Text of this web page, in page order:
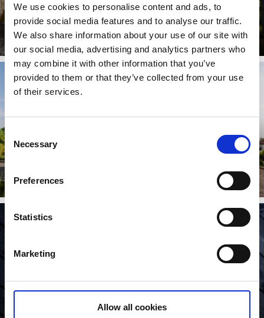
We use cookies to personalise content and ads, to
provide social media features and to analyse our traffic.
We also share information about your use of our site with
our social media, advertising and analytics partners who
may combine it with other information that you’ve
provided to them or that they’ve collected from your use
of their services.
Consent
Selection
Necessary
Preferences
Statistics
Marketing
Allow all cookies
Gammelgården friluftsmuseum
Läs mer
Barnens Äventyrsstig på Kroppefjäll